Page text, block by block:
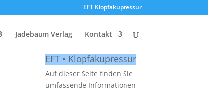
EFT Klopfakupressur
Jadebaum Verlag Kontakt
EFT • Klopfakupressur
Auf dieser Seite finden Sie
umfassende Informationen